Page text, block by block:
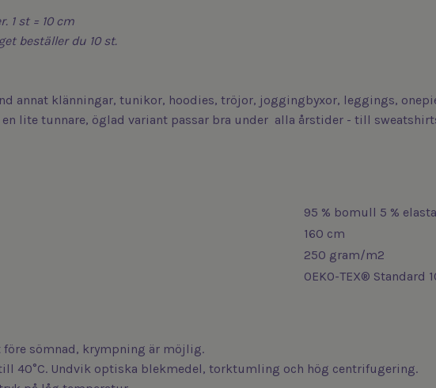
1 st = 10 cm
beställer du 10 st.
annat klänningar, tunikor, hoodies, tröjor, joggingbyxor, leggings,
lite tunnare, öglad variant passar bra under alla årstider - till
95 % bomull 5 %
160 cm
250 gram/m2
OEKO-TEX® Standard
sömnad, krympning är möjlig.
40°C. Undvik optiska blekmedel, torktumling och hög centrifugering.